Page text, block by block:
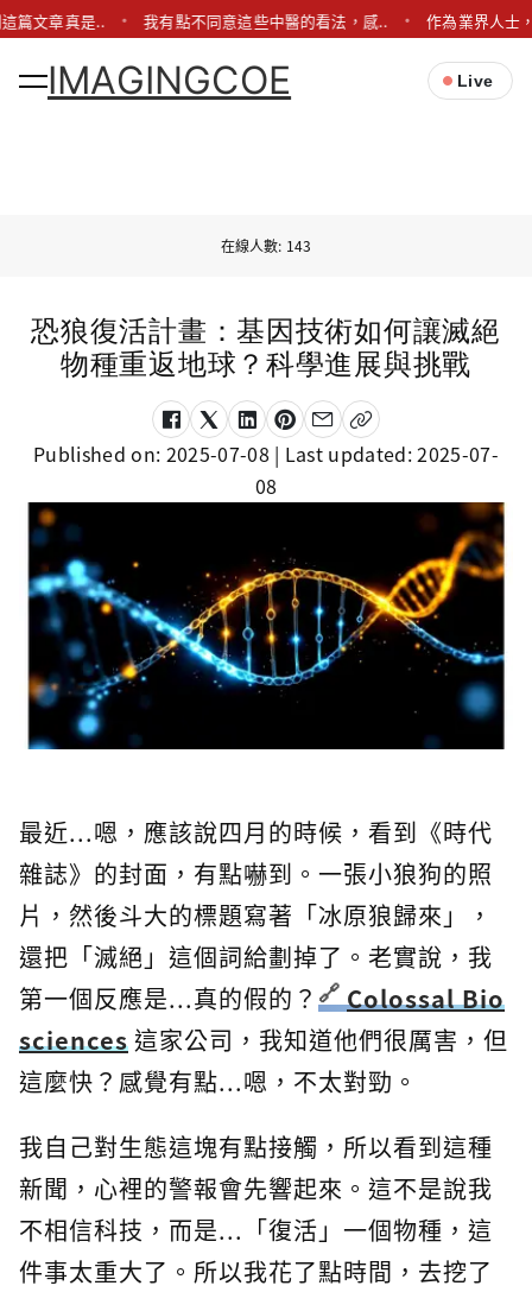
篇文章真是.. 我有點不同意這些中醫的看法，感.. 作為業界人士
IMAGINGCOE Live
在線人數: 143
恐狼復活計畫：基因技術如何讓滅絕
物種重返地球？科學進展與挑戰
Published on: 2025-07-08 | Last updated:2025-07-
08
最近...嗯，應該說四月的時候，看到《時代
雜誌》的封面，有點嚇到。一張小狼狗的照
片，然後斗大的標題寫著「冰原狼歸來」，
還把「滅絕」這個詞給劃掉了。老實說，我
第一個反應是...真的假的？
Colossal Bio
sciences這家公司，我知道他們很厲害，但
這麼快？感覺有點...嗯，不太對勁。
我自己對生態這塊有點接觸，所以看到這種
新聞，心裡的警報會先響起來。這不是說我
不相信科技，而是...「復活」一個物種，這
件事太重大了。所以我花了點時間，去挖了